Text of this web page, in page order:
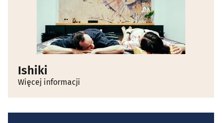
Ishiki
Więcej informacji